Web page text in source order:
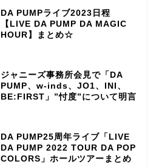
DA PUMPライブ2023日程
【LIVE DA PUMP DA MAGIC
HOUR】まとめ☆
ジャニーズ事務所会見で「DA
PUMP、w-inds、JO1、INI、
BE:FIRST」”忖度”について明言
DA PUMP25周年ライブ「LIVE
DA PUMP 2022 TOUR DA POP
COLORS」ホールツアーまとめ